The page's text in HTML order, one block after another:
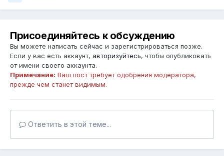
Присоединяйтесь к обсуждению
Вы можете написать сейчас и зарегистрироваться позже.
Если у вас есть аккаунт, авторизуйтесь, чтобы опубликовать
от имени своего аккаунта.
Примечание: Ваш пост требует одобрения модератора,
прежде чем станет видимым.
Ответить в этой теме...